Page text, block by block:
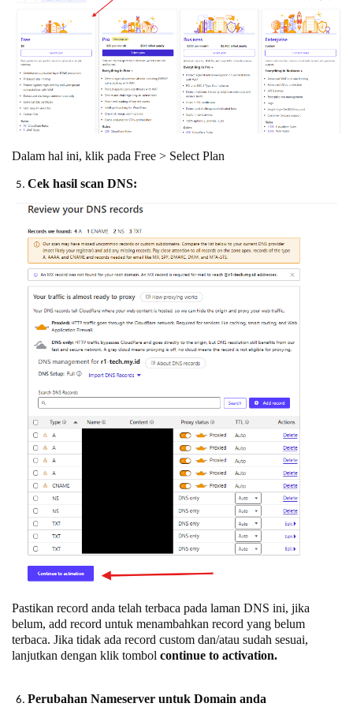
Dalam hal ini, klik pada Free > Select Plan
Cek hasil scan DNS:
Pastikan record anda telah terbaca pada laman DNS ini, jika
belum, add record untuk menambahkan record yang belum
terbaca. Jika tidak ada record custom dan/atau sudah sesuai,
lanjutkan dengan klik tombol continue to activation.
Perubahan Nameserver untuk Domain anda